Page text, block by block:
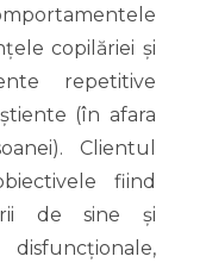
copilăriei și
repetitive
(în afara
Clientul
fiind
de sine și